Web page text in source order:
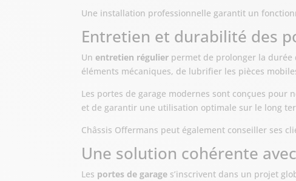
Une installation professionnelle garantit un
Entretien et durabilité des
Un entretien régulier permet de prolonger la durée
éléments mécaniques, de lubrifier les pièces
Les portes de garage modernes sont conçues pour
et de garantir une utilisation optimale sur le long
Châssis Offermans peut également conseiller ses
Une solution cohérente
Les portes de garage s’inscrivent dans un projet